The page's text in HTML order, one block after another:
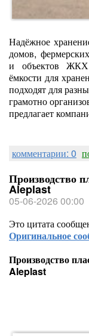
Надёжное
домов,
и объектов
ёмкости для
подходят для
грамотно
предлагает
комментарии: 0
Производство
Aleplast
05-06-2026 00:00
Это цитата
Оригинальное
Производство
Aleplast